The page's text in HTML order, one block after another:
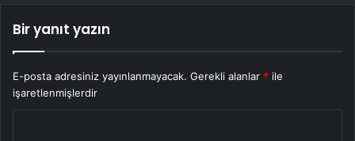
Bir yanıt yazın
E-posta adresiniz yayınlanmayacak. Gerekli alanlar * ile
işaretlenmişlerdir